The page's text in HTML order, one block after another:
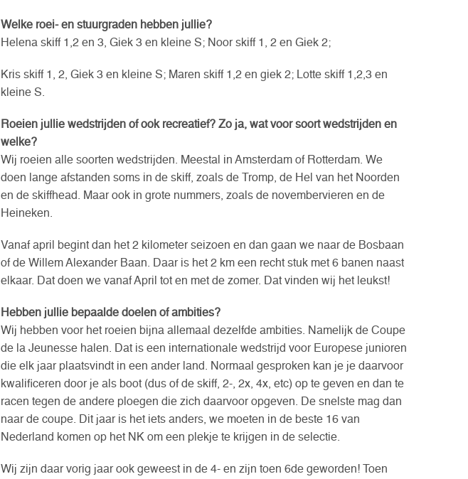
Welke roei- en stuurgraden hebben jullie?
Helena skiff 1,2 en 3, Giek 3 en kleine S; Noor skiff 1, 2 en Giek 2;
Kris skiff 1, 2, Giek 3 en kleine S; Maren skiff 1,2 en giek 2; Lotte skiff 1,2,3 en
kleine S.
Roeien jullie wedstrijden of ook recreatief? Zo ja, wat voor soort wedstrijden en
welke?
Wij roeien alle soorten wedstrijden. Meestal in Amsterdam of Rotterdam. We
doen lange afstanden soms in de skiff, zoals de Tromp, de Hel van het Noorden
en de skiffhead. Maar ook in grote nummers, zoals de novembervieren en de
Heineken.
Vanaf april begint dan het 2 kilometer seizoen en dan gaan we naar de Bosbaan
of de Willem Alexander Baan. Daar is het 2 km een recht stuk met 6 banen naast
elkaar. Dat doen we vanaf April tot en met de zomer. Dat vinden wij het leukst!
Hebben jullie bepaalde doelen of ambities?
Wij hebben voor het roeien bijna allemaal dezelfde ambities. Namelijk de Coupe
de la Jeunesse halen. Dat is een internationale wedstrijd voor Europese junioren
die elk jaar plaatsvindt in een ander land. Normaal gesproken kan je je daarvoor
kwalificeren door je als boot (dus of de skiff, 2-, 2x, 4x, etc) op te geven en dan te
racen tegen de andere ploegen die zich daarvoor opgeven. De snelste mag dan
naar de coupe. Dit jaar is het iets anders, we moeten in de beste 16 van
Nederland komen op het NK om een plekje te krijgen in de selectie.
Wij zijn daar vorig jaar ook geweest in de 4- en zijn toen 6de geworden! Toen